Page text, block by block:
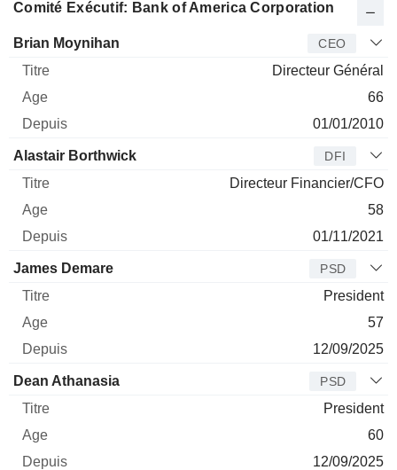
Comité Exécutif: Bank of America Corporation
Dirigeant Titre Age
Brian Moynihan CEO
Directeur Général
66
01/01/2010
Alastair Borthwick DFI
Directeur Financier/CFO
58
01/11/2021
James Demare PSD
President
57
12/09/2025
Dean Athanasia PSD
President
60
12/09/2025